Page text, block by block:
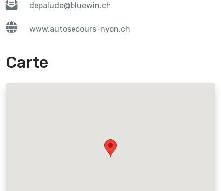
depalude@bluewin.ch
www.autosecours-nyon.ch
Carte